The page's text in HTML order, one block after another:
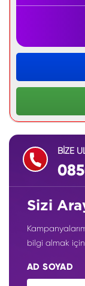
BİZE
Sizi
bilgi almak
AD SOYAD